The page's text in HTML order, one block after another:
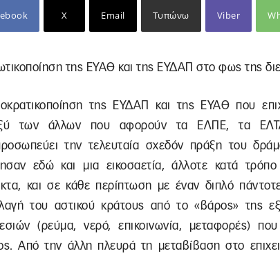
X Email Τυπώνω Viber
της ΕΥΑΘ και της ΕΥΔΑΠ στο φως της
της ΕΥΔΑΠ και της ΕΥΑΘ που
των άλλων που αφορούν τα ΕΛΠΕ, τα
την τελευταία σχεδόν πράξη του
εδώ και μια εικοσαετία, άλλοτε κατά
και σε κάθε περίπτωση με έναν διπλό
του αστικού κράτους από το «βάρος» της
(ρεύμα, νερό, επικοινωνία, μεταφορές)
Από την άλλη πλευρά τη μεταβίβαση στο